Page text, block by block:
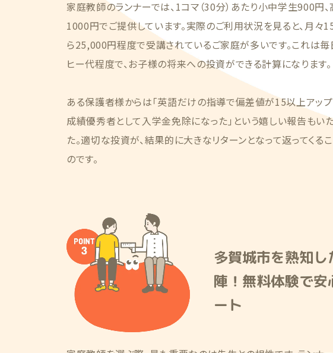
家庭教師のランナーでは、1コマ（30分）あたり小中学生900円
1000円でご提供しています。実際のご利用状況を見ると、月々
ら25,000円程度で受講されているご家庭が多いです。これは毎
ヒー代程度で、お子様の将来への投資ができる計算になります。
ある保護者様からは「英語だけの指導で偏差値が15以上アップ
成績優秀者として入学金免除になった」という嬉しい報告もい
た。適切な投資が、結果的に大きなリターンとなって返ってくる
のです。
多賀城市を熟知し
陣！無料体験で安
ート